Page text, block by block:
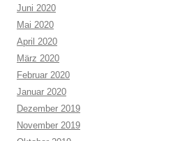
Juni 2020
Mai 2020
April 2020
März 2020
Februar 2020
Januar 2020
Dezember 2019
November 2019